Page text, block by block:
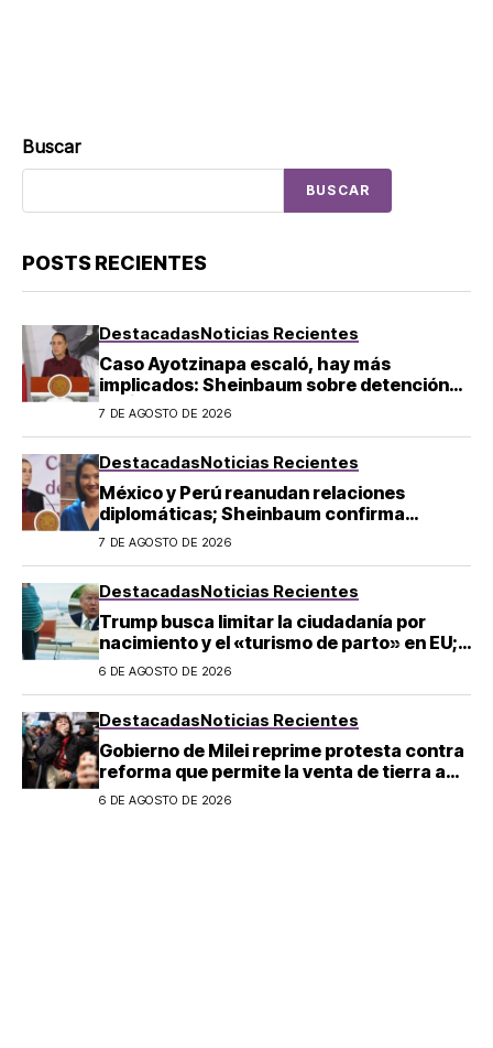
Buscar
BUSCAR
POSTS RECIENTES
DestacadasNoticias Recientes
Caso Ayotzinapa escaló, hay más
implicados: Sheinbaum sobre detención
de Ángel Aguirre
7 DE AGOSTO DE 2026
DestacadasNoticias Recientes
México y Perú reanudan relaciones
diplomáticas; Sheinbaum confirma
llegada de Betssy Chávez al país
7 DE AGOSTO DE 2026
DestacadasNoticias Recientes
Trump busca limitar la ciudadanía por
nacimiento y el «turismo de parto» en EU;
¿a quién afecta?
6 DE AGOSTO DE 2026
DestacadasNoticias Recientes
Gobierno de Milei reprime protesta contra
reforma que permite la venta de tierra a
extranjeros en Argentina
6 DE AGOSTO DE 2026